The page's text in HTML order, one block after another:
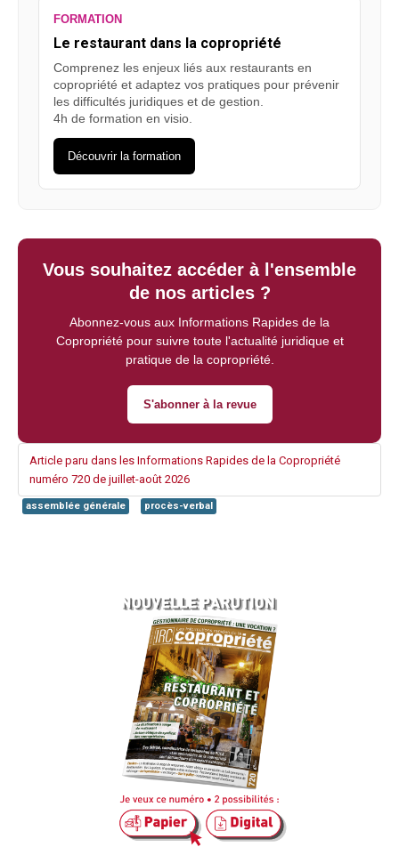
FORMATION
Le restaurant dans la copropriété
Comprenez les enjeux liés aux restaurants en
copropriété et adaptez vos pratiques pour prévenir
les difficultés juridiques et de gestion.
4h de formation en visio.
Découvrir la formation
Vous souhaitez accéder à l'ensemble
de nos articles ?
Abonnez-vous aux Informations Rapides de la
Copropriété pour suivre toute l'actualité juridique et
pratique de la copropriété.
S'abonner à la revue
Article paru dans les Informations Rapides de la Copropriété
numéro 720 de juillet-août 2026
assemblée générale procès-verbal